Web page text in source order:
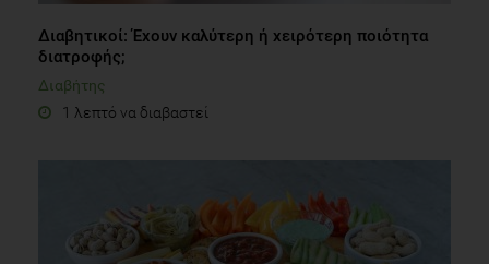
Διαβητικοί: Έχουν καλύτερη ή χειρότερη ποιότητα
διατροφής;
Διαβήτης
1 λεπτό να διαβαστεί